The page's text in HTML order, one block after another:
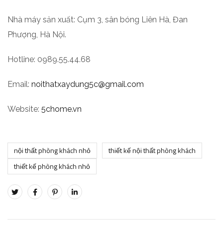
Nhà máy sản xuất: Cụm 3, sân bóng Liên Hà, Đan
Phượng, Hà Nội.
Hotline: 0989.55.44.68
Email: noithatxaydung5c@gmail.com
Website: 5chome.vn
nội thất phòng khách nhỏ
thiết kế nội thất phòng khách
thiết kế phòng khách nhỏ